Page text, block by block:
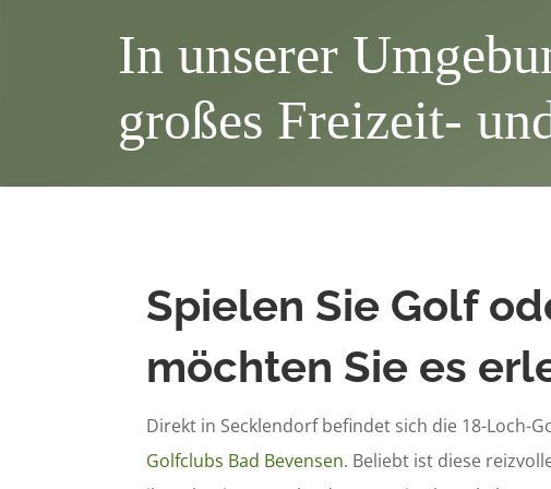
In unserer
großes Freizeit-
Spielen Sie Golf
möchten Sie es
Direkt in Secklendorf befindet sich die 18-Loch-
Golfclubs Bad Bevensen. Beliebt ist diese